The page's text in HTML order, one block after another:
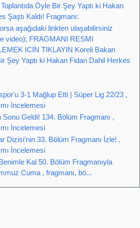
Öyle Bir Şey Yaptı ki Hakan
Şaştı Kaldı! Fragmanı:
aşağıdaki linkten ulaşabilirsiniz
video); FRAGMANI RESMI
ICIN TIKLAYIN Koreli Bakan
Şey Yaptı ki Hakan Fidan Dahil Herkes
3-1 Mağlup Etti | Süper Lig 22/23 ,
İncelemesi
Sonu Geldi! 134. Bölüm Fragmanı ,
İncelemesi
Dizisi'nin 33. Bölüm Fragmanı İzle! ,
İncelemesi
Kal 50. Bölüm Fragmanıyla
Cuma , fragmanı, bö...